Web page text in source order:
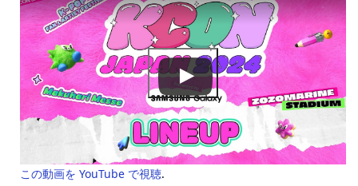
この動画を YouTube で視聴.